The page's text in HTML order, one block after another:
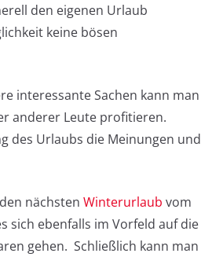
den eigenen Urlaub
keine bösen
interessante Sachen kann man
anderer Leute profitieren.
des Urlaubs die Meinungen und
nächsten Winterurlaub vom
sich ebenfalls im Vorfeld auf die
gehen. Schließlich kann man